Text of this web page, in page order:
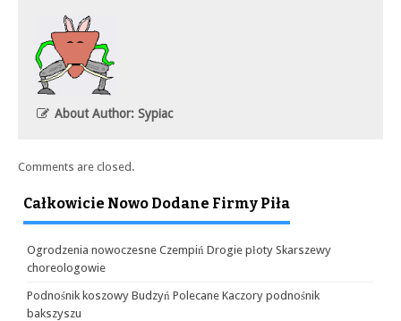
About Author: Sypiac
Comments are closed.
Całkowicie Nowo Dodane Firmy Piła
Ogrodzenia nowoczesne Czempiń Drogie płoty Skarszewy
choreologowie
Podnośnik koszowy Budzyń Polecane Kaczory podnośnik
bakszyszu